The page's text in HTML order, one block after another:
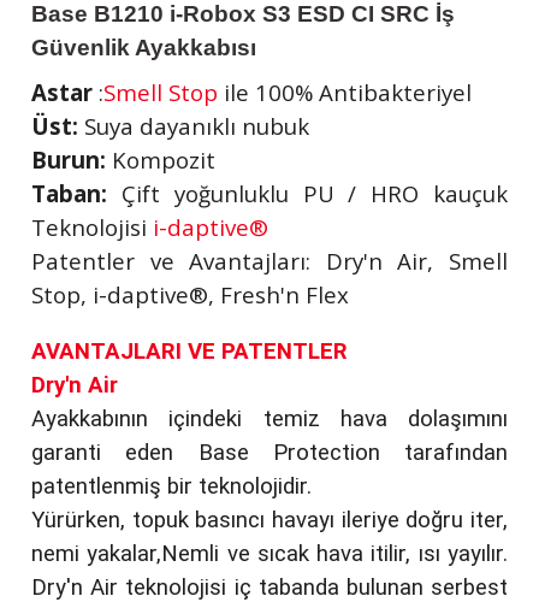
Base B1210 i-Robox S3 ESD CI SRC İş
Güvenlik Ayakkabısı
Astar :Smell Stop ile 100% Antibakteriyel
Üst: Suya dayanıklı nubuk
Burun: Kompozit
Taban: Çift yoğunluklu PU / HRO kauçuk
Teknolojisi i-daptive®
Patentler ve Avantajları: Dry'n Air, Smell
Stop, i-daptive®, Fresh'n Flex
AVANTAJLARI VE PATENTLER
Dry'n Air
Ayakkabının içindeki temiz hava dolaşımını
garanti eden Base Protection tarafından
patentlenmiş bir teknolojidir.
Yürürken, topuk basıncı havayı ileriye doğru iter,
nemi yakalar,Nemli ve sıcak hava itilir, ısı yayılır.
Dry'n Air teknolojisi iç tabanda bulunan serbest